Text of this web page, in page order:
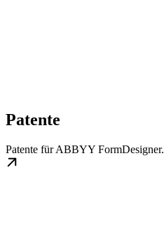
Patente
Patente für ABBYY FormDesigner.